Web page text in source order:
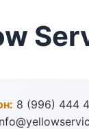
8 (996) 444